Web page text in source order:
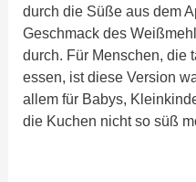
durch die Süße aus dem
Geschmack des
durch. Für Menschen, die
essen, ist diese Version
allem für Babys,
die Kuchen nicht so süß